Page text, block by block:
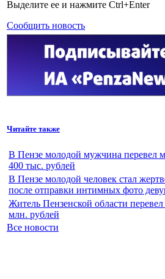
Выделите ее и нажмите Ctrl+Enter
Сообщить новость
Читайте также
В Пензе молодой мужчина перевел
400 тыс. рублей
В Пензе молодой человек стал
после отправки интимных фото
Житель Пензенской области
млн. рублей
Все новости